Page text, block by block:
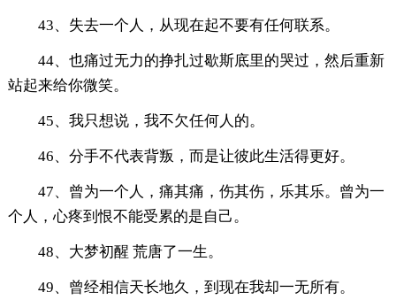
43、失去一个人，从现在起不要有任何联系。
44、也痛过无力的挣扎过歇斯底里的哭过，然后重新
站起来给你微笑。
45、我只想说，我不欠任何人的。
46、分手不代表背叛，而是让彼此生活得更好。
47、曾为一个人，痛其痛，伤其伤，乐其乐。曾为一
个人，心疼到恨不能受累的是自己。
48、大梦初醒 荒唐了一生。
49、曾经相信天长地久，到现在我却一无所有。